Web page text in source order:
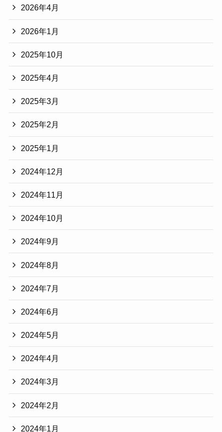
2026年4月
2026年1月
2025年10月
2025年4月
2025年3月
2025年2月
2025年1月
2024年12月
2024年11月
2024年10月
2024年9月
2024年8月
2024年7月
2024年6月
2024年5月
2024年4月
2024年3月
2024年2月
2024年1月